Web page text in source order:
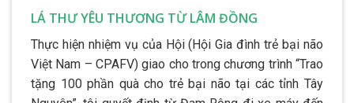
LÁ THƯ YÊU THƯƠNG TỪ LÂM ĐỒNG
Thực hiện nhiệm vụ của Hội (Hội Gia đình trẻ bại não
Việt Nam – CPAFV) giao cho trong chương trình “Trao
tặng 100 phần quà cho trẻ bại não tại các tỉnh Tây